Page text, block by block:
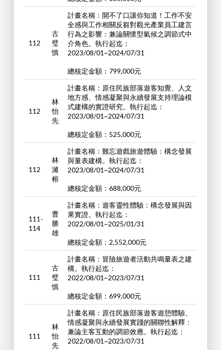
112
古
璧
慎
計畫名稱：開不了口讓你知道！工作不安
全感與工作相關反芻對觀光產業員工建言
行為之影響：兼論關懷型氣候之調節式中
介角色。執行起迄：
2023/08/01~2024/07/31
總核定金額：799,000元
112
林
怡
先
計畫名稱：原住民族部落遊客知覺、人文
地方感、情感凝聚與永續發展支持理論模
式建構的實證研究。執行起迄：
2023/08/01~2024/07/31
總核定金額：525,000元
112
林
濰
榕
計畫名稱：難忘遊戲旅遊體驗：構念發展
與量表建構。執行起迄：
2023/08/01~2024/07/31
總核定金額：688,000元
111-
114
曹
勝
雄
計畫名稱：遊客靈性體驗：構念發展與因
果實證。執行起迄：
2022/08/01~2025/01/31
總核定金額：2,552,000元
111
古
璧
慎
計畫名稱：冒險旅遊者活動共鳴量表之建
構。執行起迄：
2022/08/01~2023/07/31
總核定金額：699,000元
111
林
怡
先
計畫名稱：原住民族部落遊客遊憩體驗、
情感凝聚與永續發展實踐的關聯性解釋：
兼論主客互動的調節效應。執行起迄：
2022/08/01~2023/07/31